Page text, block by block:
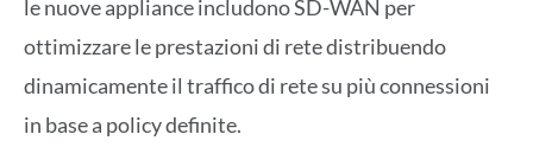
le nuove appliance includono SD-WAN per
ottimizzare le prestazioni di rete distribuendo
dinamicamente il traffico di rete su più connessioni
in base a policy definite.